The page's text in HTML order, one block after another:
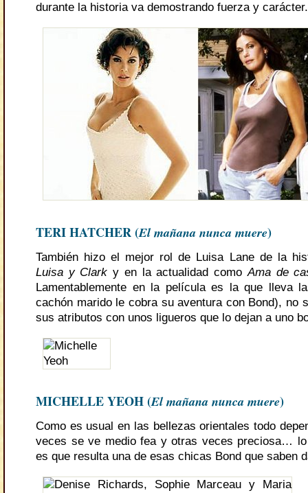
durante la historia va demostrando fuerza y carácter.
TERI HATCHER (El mañana nunca muere)
También hizo el mejor rol de Luisa Lane de la
Luisa y Clark y en la actualidad comoAma de
Lamentablemente en la película es la que lleva
cachón marido le cobra su aventura con Bond), no
sus atributos con unos ligueros que lo dejan a uno
MICHELLE YEOH (El mañana nunca muere)
Como es usual en las bellezas orientales todo
veces se ve medio fea y otras veces preciosa…
es que resulta una de esas chicas Bond que saben